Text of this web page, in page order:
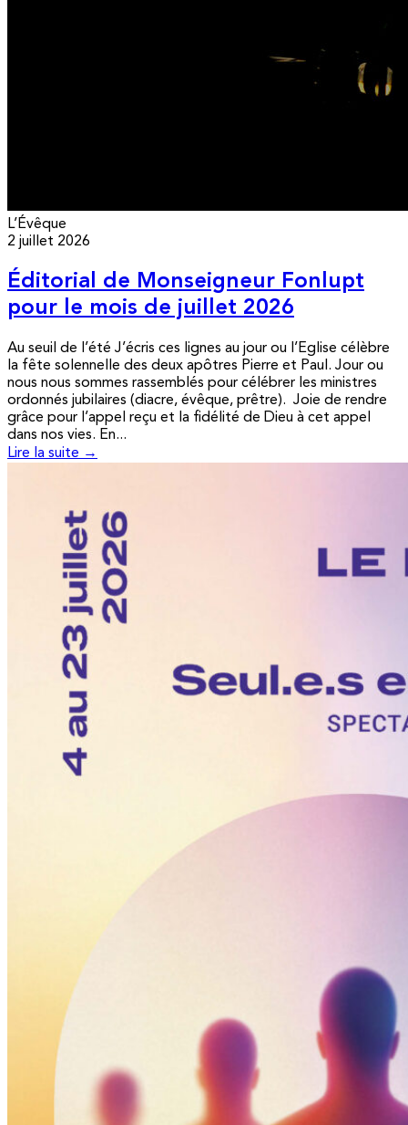
L’Évêque
2 juillet 2026
Éditorial de Monseigneur Fonlupt
pour le mois de juillet 2026
Au seuil de l’été J’écris ces lignes au jour ou l’Eglise célèbre
la fête solennelle des deux apôtres Pierre et Paul. Jour ou
nous nous sommes rassemblés pour célébrer les ministres
ordonnés jubilaires (diacre, évêque, prêtre). Joie de rendre
grâce pour l’appel reçu et la fidélité de Dieu à cet appel
dans nos vies. En...
Lire la suite →